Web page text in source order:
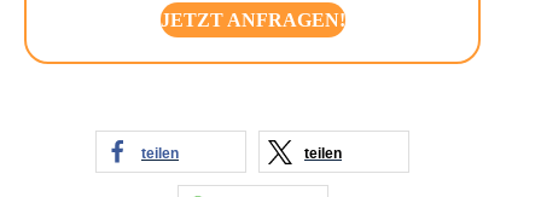
JETZT ANFRAGEN!
teilen teilen